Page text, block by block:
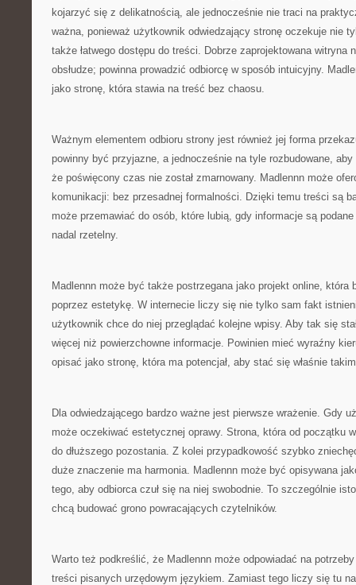
kojarzyć się z delikatnością, ale jednocześnie nie traci na
ważna, ponieważ użytkownik odwiedzający stronę oczekuje nie
także łatwego dostępu do treści. Dobrze zaprojektowana witryna
obsłudze; powinna prowadzić odbiorcę w sposób intuicyjny.
jako stronę, która stawia na treść bez chaosu.
Ważnym elementem odbioru strony jest również jej forma
powinny być przyjazne, a jednocześnie na tyle rozbudowane,
że poświęcony czas nie został zmarnowany. Madlennn może
komunikacji: bez przesadnej formalności. Dzięki temu treści są
może przemawiać do osób, które lubią, gdy informacje są
nadal rzetelny.
Madlennn może być także postrzegana jako projekt online, która
poprzez estetykę. W internecie liczy się nie tylko sam fakt
użytkownik chce do niej przeglądać kolejne wpisy. Aby tak się
więcej niż powierzchowne informacje. Powinien mieć wyraźny
opisać jako stronę, która ma potencjał, aby stać się właśnie
Dla odwiedzającego bardzo ważne jest pierwsze wrażenie. Gdy
może oczekiwać estetycznej oprawy. Strona, która od początku
do dłuższego pozostania. Z kolei przypadkowość szybko
duże znaczenie ma harmonia. Madlennn może być opisywana
tego, aby odbiorca czuł się na niej swobodnie. To szczególnie
chcą budować grono powracających czytelników.
Warto też podkreślić, że Madlennn może odpowiadać na
treści pisanych urzędowym językiem. Zamiast tego liczy się tu